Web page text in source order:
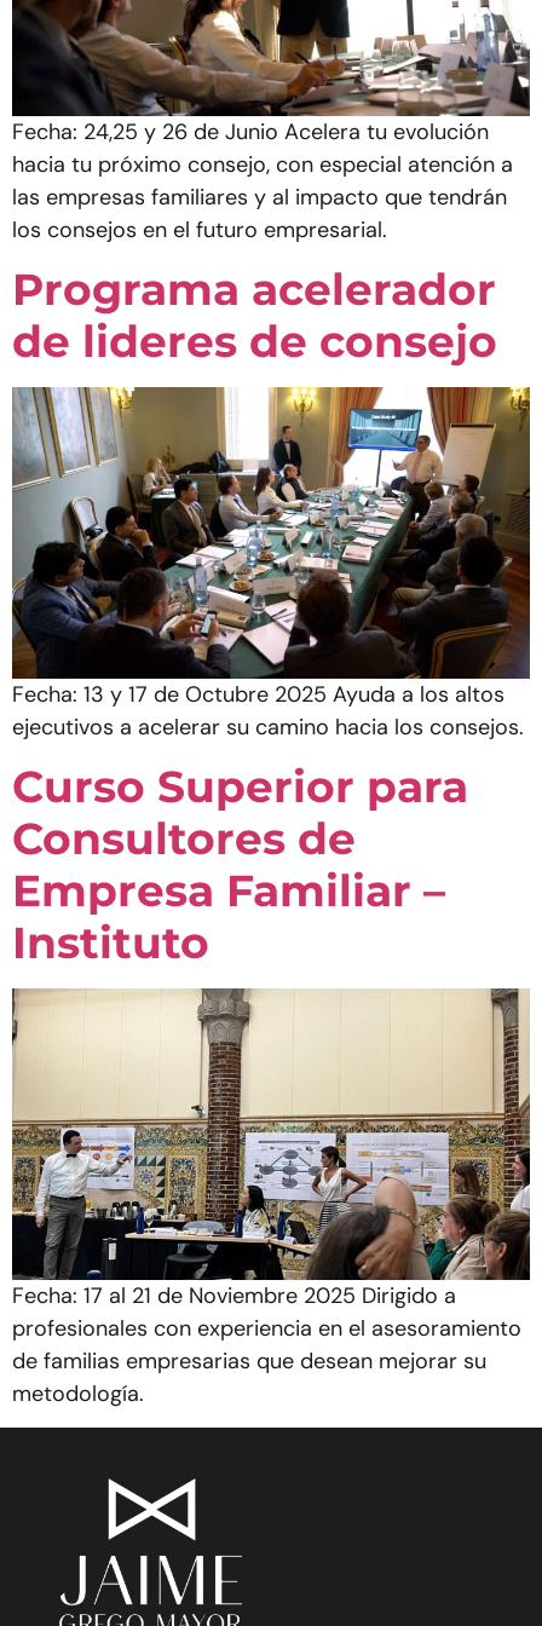
Fecha: 24,25 y 26 de Junio Acelera tu evolución
hacia tu próximo consejo, con especial atención a
las empresas familiares y al impacto que tendrán
los consejos en el futuro empresarial.
Programa acelerador
de lideres de consejo
Fecha: 13 y 17 de Octubre 2025 Ayuda a los altos
ejecutivos a acelerar su camino hacia los consejos.
Curso Superior para
Consultores de
Empresa Familiar –
Instituto
Fecha: 17 al 21 de Noviembre 2025 Dirigido a
profesionales con experiencia en el asesoramiento
de familias empresarias que desean mejorar su
metodología.